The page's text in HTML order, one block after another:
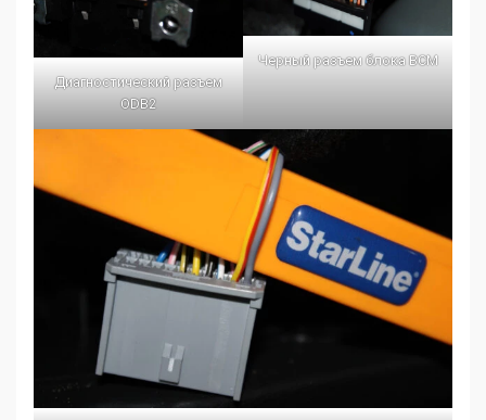
Диагностический разъем
ODB2
Черный разъем блока BCM